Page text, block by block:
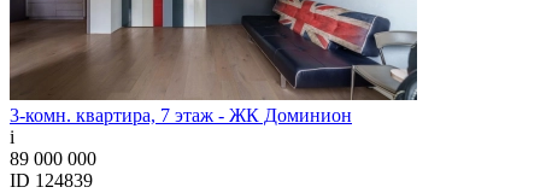
3-комн. квартира, 7 этаж - ЖК Доминион
i
89 000 000
ID 124839